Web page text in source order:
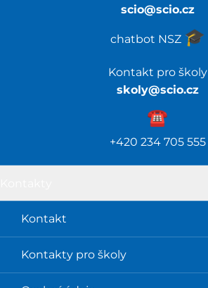
scio@scio.cz
chatbot NSZ 🎓️
Kontakt pro školy
skoly@scio.cz
☎️️
+420 234 705 555
Kontakt
Kontakty pro školy